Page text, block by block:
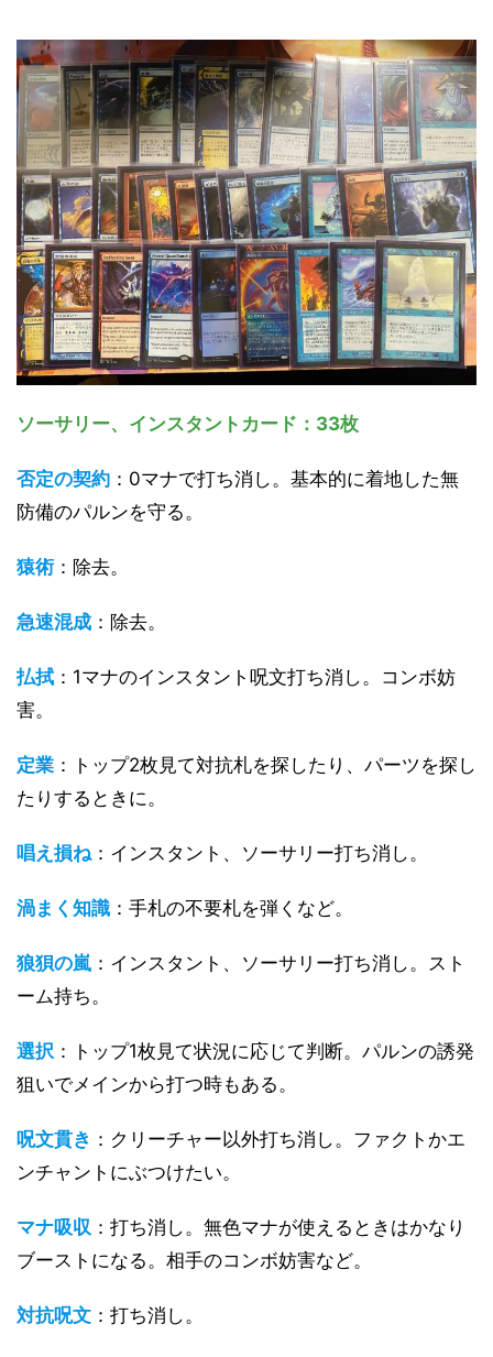
ソーサリー、インスタントカード：33枚
否定の契約 ：0マナで打ち消し。基本的に着地した無
防備のパルンを守る。
猿術：除去。
急速混成 ：除去。
払拭：1マナのインスタント呪文打ち消し。コンボ妨
害。
定業 ：トップ2枚見て対抗札を探したり、パーツを探し
たりするときに。
唱え損ね ：インスタント、ソーサリー打ち消し。
渦まく知識 ：手札の不要札を弾くなど。
狼狽の嵐 ：インスタント、ソーサリー打ち消し。スト
ーム持ち。
選択 ：トップ1枚見て状況に応じて判断。パルンの誘発
狙いでメインから打つ時もある。
呪文貫き ：クリーチャー以外打ち消し。ファクトかエ
ンチャントにぶつけたい。
マナ吸収 ：打ち消し。無色マナが使えるときはかなり
ブーストになる。相手のコンボ妨害など。
対抗呪文 ：打ち消し。